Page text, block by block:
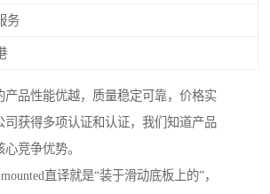
务
产品性能优越，质量稳定可靠，价格实
司获得多项认证和认证，我们知道产品
竞争优势。
直译就是“装于滑动底板上的”，